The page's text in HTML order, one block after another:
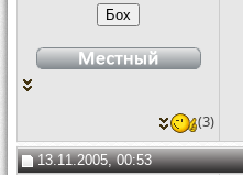
(3)
13.11.2005, 00:53